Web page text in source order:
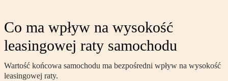
Co ma wpływ na wysokość
leasingowej raty samochodu
Wartość końcowa samochodu ma bezpośredni wpływ na wysokość
leasingowej raty.